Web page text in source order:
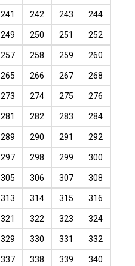
241 242 243 244
249 250 251 252
257 258 259 260
265 266 267 268
273 274 275 276
281 282 283 284
289 290 291 292
297 298 299 300
305 306 307 308
313 314 315 316
321 322 323 324
329 330 331 332
337 338 339 340